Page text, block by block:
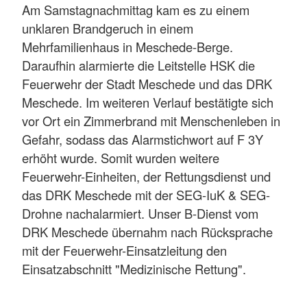
Am Samstagnachmittag kam es zu einem
unklaren Brandgeruch in einem
Mehrfamilienhaus in Meschede-Berge.
Daraufhin alarmierte die Leitstelle HSK die
Feuerwehr der Stadt Meschede und das DRK
Meschede. Im weiteren Verlauf bestätigte sich
vor Ort ein Zimmerbrand mit Menschenleben in
Gefahr, sodass das Alarmstichwort auf F 3Y
erhöht wurde. Somit wurden weitere
Feuerwehr-Einheiten, der Rettungsdienst und
das DRK Meschede mit der SEG-IuK & SEG-
Drohne nachalarmiert. Unser B-Dienst vom
DRK Meschede übernahm nach Rücksprache
mit der Feuerwehr-Einsatzleitung den
Einsatzabschnitt "Medizinische Rettung".